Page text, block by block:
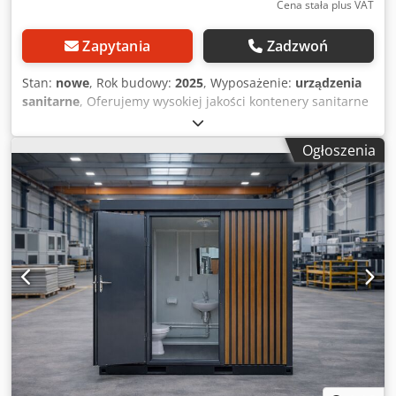
Cena stała plus VAT
Zapytania Zadzwoń
Stan: nowe, Rok budowy: 2025, Wyposażenie: urządzenia
sanitarne, Oferujemy wysokiej jakości kontenery sanitarne
z własnej produkcji. Nasze kontenery idealnie nadają się
na placach budowy, kempingach, w firmach, na eventach,
do ogrodów działkowych oraz w wielu innych
zastosowaniach. Oferowany kontener sanitarny jest
jednym z naszych najpopularniejszych modeli i w wielu
przypadkach dostępny jest od ręki z magazynu. Cena
netto: 3.490,00 € Cena nie zawiera ustawowego podatku
VAT. Transport na terenie całej Europy możliwy – chętnie
przygotujemy indywidualną ofertę z dostawą. Dane
techniczne: Solidna konstrukcja ramowa z profili stalowych
Panel sandwich 50 mm z izolacją poliuretanową Poszycie
zewnętrzne z ocynkowanej blachy stalowej Poszycie
wewnętrzne z ocynkowanej blachy stalowej Posadzka z
wykładziną PVC Instalacja wodno-kanalizacyjna oraz
elektryczna Przyłącze wody z tyłu kontenera Przyłącze
Ogłoszenia